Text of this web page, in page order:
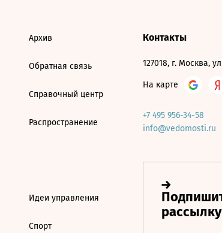
Архив
Обратная связь
Справочный центр
Распространение
Идеи управления
Спорт
Контакты
127018, г. Москва,
На карте
+7 495 956-34-58
info@vedomosti.ru